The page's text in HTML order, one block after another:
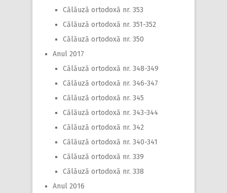
Călăuză ortodoxă nr. 353
Călăuză ortodoxă nr. 351-352
Călăuză ortodoxă nr. 350
Anul 2017
Călăuză ortodoxă nr. 348-349
Călăuză ortodoxă nr. 346-347
Călăuză ortodoxă nr. 345
Călăuză ortodoxă nr. 343-344
Călăuză ortodoxă nr. 342
Călăuză ortodoxă nr. 340-341
Călăuză ortodoxă nr. 339
Călăuză ortodoxă nr. 338
Anul 2016